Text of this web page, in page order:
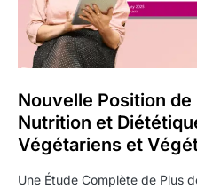
Nouvelle Position de
Nutrition et
Végétariens et
Une Étude Complète de Plus